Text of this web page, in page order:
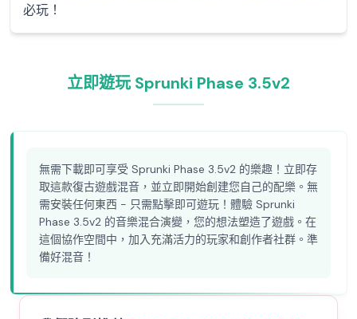
必玩！
立即遊玩 Sprunki Phase 3.5v2
無需下載即可享受 Sprunki Phase 3.5v2 的樂趣！立即存
取這款復古遊戲混音，並立即開始創建您自己的配樂。無
需安裝任何東西 - 只需點擊即可遊玩！體驗 Sprunki
Phase 3.5v2 的音樂混合演變，您的想法塑造了遊戲。在
這個協作空間中，加入充滿活力的玩家和創作者社群。準
備好混音！